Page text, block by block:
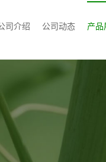
司介绍 公司动态 产品